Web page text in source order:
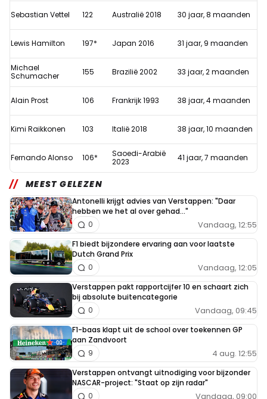
record
Vettel
Sebastian Vettel 122 Australië 2018 30 jaar, 8 maanden
Lewis Hamilton 197* Japan 2016 31 jaar, 9 maanden
Michael
Schumacher
155 Brazilië 2002 33 jaar, 2 maanden
Alain Prost 106 Frankrijk 1993 38 jaar, 4 maanden
Kimi Raikkonen 103 Italië 2018 38 jaar, 10 maanden
Fernando Alonso 106*
Saoedi-Arabië
2023
41 jaar, 7 maanden
MEEST GELEZEN
Antonelli krijgt advies van Verstappen: "Daar
hebben we het al over gehad..."
Vandaag, 12:55
0
F1 biedt bijzondere ervaring aan voor laatste
Dutch Grand Prix
Vandaag, 12:05
0
Verstappen pakt rapportcijfer 10 en schaart zich
bij absolute buitencategorie
Vandaag, 09:45
0
F1-baas klapt uit de school over toekennen GP
aan Zandvoort
4 aug. 12:55
9
Verstappen ontvangt uitnodiging voor bijzonder
NASCAR-project: "Staat op zijn radar"
Vandaag, 09:00
0